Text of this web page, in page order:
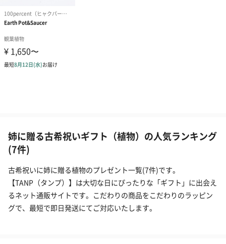
姉に贈る古希祝いギフト（植物）の人気ランキング
(7件)
古希祝いに姉に贈る植物のプレゼント一覧(7件)です。
【TANP（タンプ）】は大切な日にぴったりな「ギフト」に出会え
るネット通販サイトです。こだわりの商品をこだわりのラッピン
グで、最短で即日発送にてご対応いたします。